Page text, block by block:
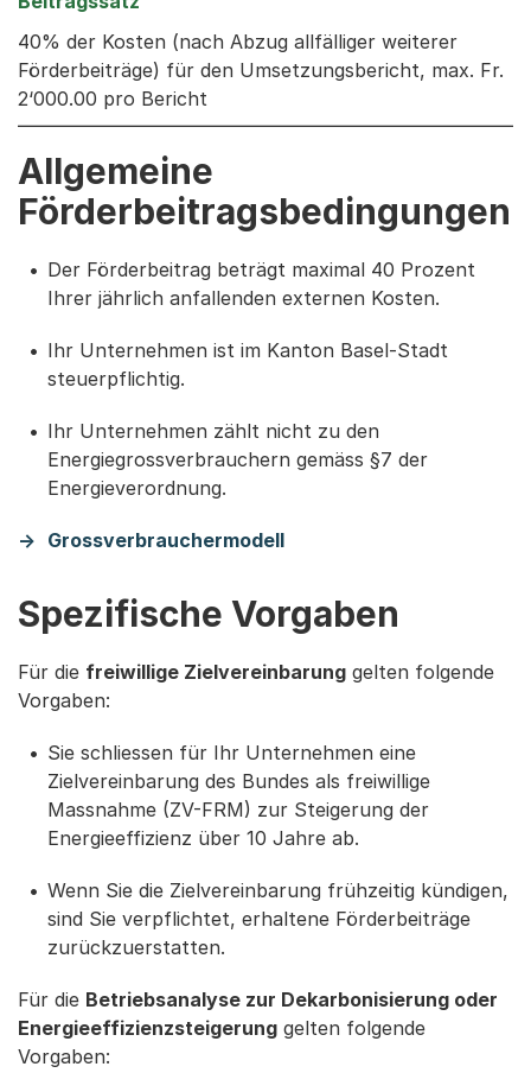
40% der Kosten (nach Abzug allfälliger weiterer
Förderbeiträge) für den Umsetzungsbericht, max. Fr.
2‘000.00 pro Bericht
Allgemeine
Förderbeitragsbedingungen
Der Förderbeitrag beträgt maximal 40 Prozent
Ihrer jährlich anfallenden externen Kosten.
Ihr Unternehmen ist im Kanton Basel-Stadt
steuerpflichtig.
Ihr Unternehmen zählt nicht zu den
Energiegrossverbrauchern gemäss §7 der
Energieverordnung.
Grossverbrauchermodell
Spezifische Vorgaben
Für die freiwillige Zielvereinbarung gelten folgende
Vorgaben:
Sie schliessen für Ihr Unternehmen eine
Zielvereinbarung des Bundes als freiwillige
Massnahme (ZV-FRM) zur Steigerung der
Energieeffizienz über 10 Jahre ab.
Wenn Sie die Zielvereinbarung frühzeitig kündigen,
sind Sie verpflichtet, erhaltene Förderbeiträge
zurückzuerstatten.
Für die Betriebsanalyse zur Dekarbonisierung oder
Energieeffizienzsteigerung gelten folgende
Vorgaben: